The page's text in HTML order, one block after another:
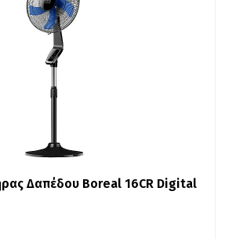
Δαπέδου Boreal 16CR Digital